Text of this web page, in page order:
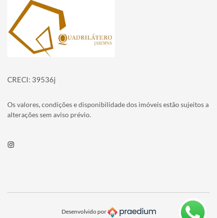
Página inicial
CRECI: 39536j
Os valores, condições e disponibilidade dos imóveis estão sujeitos a
alterações sem aviso prévio.
Instagram
Desenvolvido por